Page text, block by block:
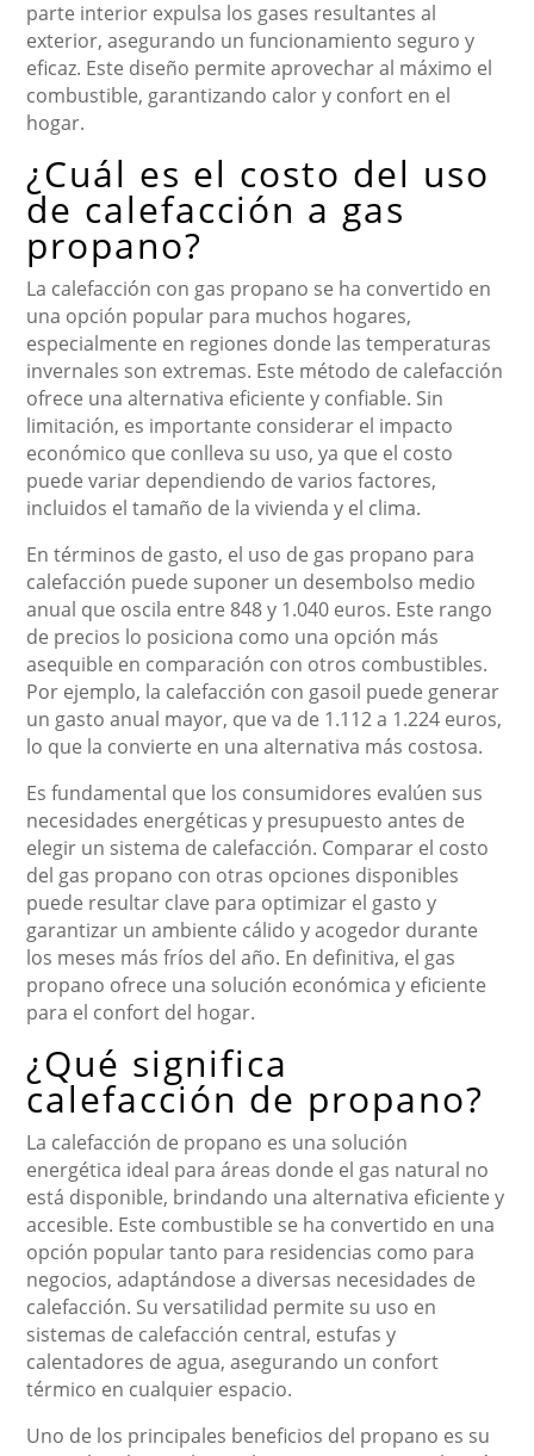
parte interior expulsa los gases resultantes al
exterior, asegurando un funcionamiento seguro y
eficaz. Este diseño permite aprovechar al máximo el
combustible, garantizando calor y confort en el
hogar.
¿Cuál es el costo del uso
de calefacción a gas
propano?
La calefacción con gas propano se ha convertido en
una opción popular para muchos hogares,
especialmente en regiones donde las temperaturas
invernales son extremas. Este método de calefacción
ofrece una alternativa eficiente y confiable. Sin
limitación, es importante considerar el impacto
económico que conlleva su uso, ya que el costo
puede variar dependiendo de varios factores,
incluidos el tamaño de la vivienda y el clima.
En términos de gasto, el uso de gas propano para
calefacción puede suponer un desembolso medio
anual que oscila entre 848 y 1.040 euros. Este rango
de precios lo posiciona como una opción más
asequible en comparación con otros combustibles.
Por ejemplo, la calefacción con gasoil puede generar
un gasto anual mayor, que va de 1.112 a 1.224 euros,
lo que la convierte en una alternativa más costosa.
Es fundamental que los consumidores evalúen sus
necesidades energéticas y presupuesto antes de
elegir un sistema de calefacción. Comparar el costo
del gas propano con otras opciones disponibles
puede resultar clave para optimizar el gasto y
garantizar un ambiente cálido y acogedor durante
los meses más fríos del año. En definitiva, el gas
propano ofrece una solución económica y eficiente
para el confort del hogar.
¿Qué significa
calefacción de propano?
La calefacción de propano es una solución
energética ideal para áreas donde el gas natural no
está disponible, brindando una alternativa eficiente y
accesible. Este combustible se ha convertido en una
opción popular tanto para residencias como para
negocios, adaptándose a diversas necesidades de
calefacción. Su versatilidad permite su uso en
sistemas de calefacción central, estufas y
calentadores de agua, asegurando un confort
térmico en cualquier espacio.
Uno de los principales beneficios del propano es su